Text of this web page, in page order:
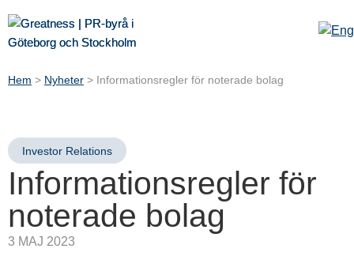
Hem > Nyheter > Informationsregler för noterade bolag
Investor Relations
Informationsregler för
noterade bolag
3 MAJ 2023